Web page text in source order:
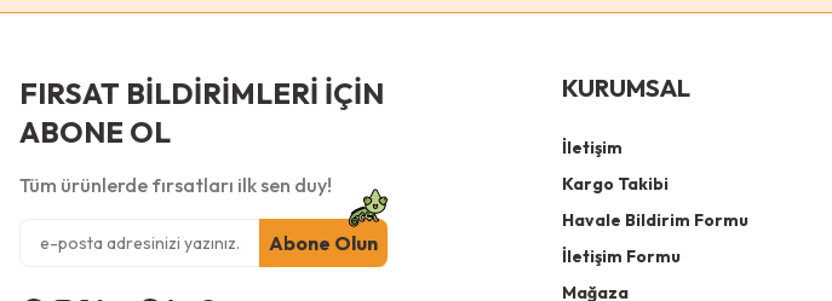
FIRSAT BİLDİRİMLERİ İÇİN
ABONE OL
Tüm ürünlerde fırsatları ilk sen duy!
Abone Olun
KURUMSAL
İletişim
Kargo Takibi
Havale Bildirim Formu
İletişim Formu
Mağaza